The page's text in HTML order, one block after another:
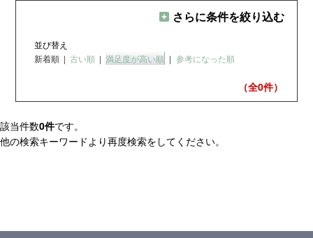
さらに条件を絞り込む
並び替え
新着順 | 古い順 | 満足度が高い順 | 参考になった順
（全0件）
該当件数0件です。
他の検索キーワードより再度検索をしてください。